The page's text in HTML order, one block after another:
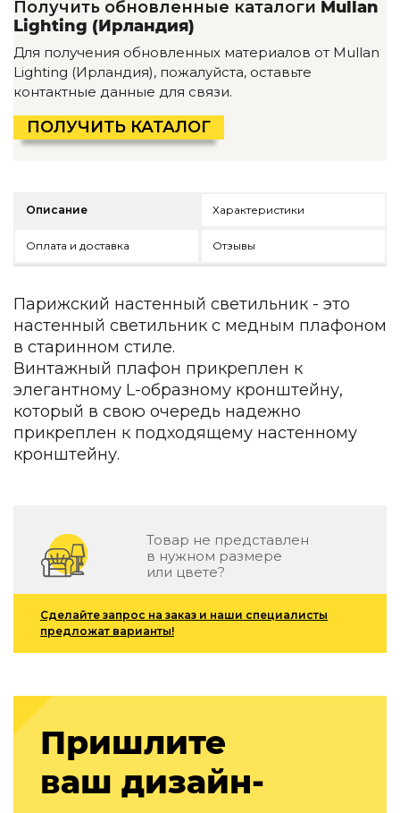
Детская мебель
Уличная и садовая мебель
Фитнес и wellness-оборудование
Коллекции
ROOM — Modern
INTERRA — Soft Modern
ARTOPIA — Mid-Century
Подбор, производство и комплектация по вашему
Декор
Для кухни
Предметы интерьера
Зеркала
Вентиляторы
Ковры
Зеленые стены
Дизайнерские кальяны
Подбор, производство и комплектация по вашему
Подбор, производство и комплектация по вашему
Отделка и ремонт
Стены
Акустические панели
Стеновые декоративные панели
Террасные и фасадные системы
Биоклиматические перголы
Камень
Изделия из натурального мрамора и камня
Светящийся камень
Получить обновленные каталоги Mullan
Lighting (Ирландия)
Для получения обновленных материалов от Mullan
Lighting (Ирландия), пожалуйста, оставьте
контактные данные для связи.
ПОЛУЧИТЬ КАТАЛОГ
Описание Характеристики
Оплата и доставка Отзывы
Парижский настенный светильник - это
настенный светильник с медным плафоном
в старинном стиле.
Винтажный плафон прикреплен к
элегантному L-образному кронштейну,
который в свою очередь надежно
прикреплен к подходящему настенному
кронштейну.
Товар не представлен
в нужном размере
или цвете?
Сделайте запрос на заказ и наши специалисты
предложат варианты!
Пришлите
ваш дизайн-